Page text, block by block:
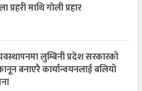
प्रहरी माथि गाेली प्रहार
लुम्बिनी प्रदेश सरकारको
बनाएरै कार्यान्वयनलाई बलियो